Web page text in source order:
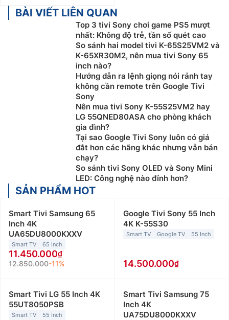
BÀI VIẾT LIÊN QUAN
Top 3 tivi Sony chơi game PS5 mượt
nhất: Không độ trễ, tần số quét cao
So sánh hai model tivi K-65S25VM2 và
K-65XR30M2, nên mua tivi Sony 65
inch nào?
Hướng dẫn ra lệnh giọng nói rảnh tay
không cần remote trên Google Tivi
Sony
Nên mua tivi Sony K-55S25VM2 hay
LG 55QNED80ASA cho phòng khách
gia đình?
Tại sao Google Tivi Sony luôn có giá
đắt hơn các hãng khác nhưng vẫn bán
chạy?
So sánh tivi Sony OLED và Sony Mini
LED: Công nghệ nào đỉnh hơn?
SẢN PHẨM HOT
Smart Tivi Samsung 65
Inch 4K
UA65DU8000KXXV
Smart TV 65 Inch
11.450.000
12.850.000-11%
Google Tivi Sony 55 Inch
4K K-55S30
Smart TV Google TV 55 Inch
14.500.000
Smart Tivi LG 55 Inch 4K
55UT8050PSB
Smart TV 55 Inch
Smart Tivi Samsung 75
Inch 4K
UA75DU8000KXXV